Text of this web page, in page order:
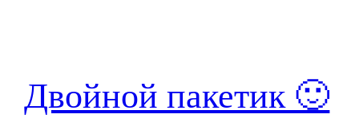
Двойной пакетик 🙂